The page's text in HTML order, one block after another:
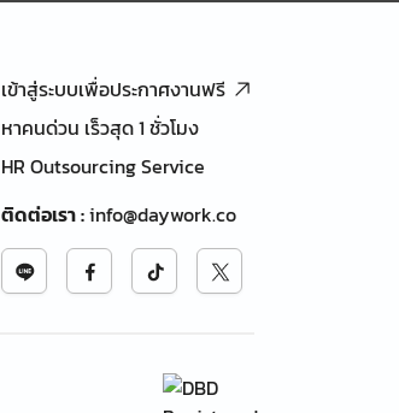
เข้าสู่ระบบเพื่อประกาศงานฟรี
หาคนด่วน เร็วสุด 1 ชั่วโมง
HR Outsourcing Service
ติดต่อเรา:info@daywork.co